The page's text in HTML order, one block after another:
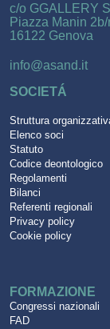
c/o GGALLERY
Piazza Manin 2b/
16122 Genova
info@asand.it
SOCIETÁ
Struttura
Elenco soci
Statuto
Codice deontologico
Regolamenti
Bilanci
Referenti regionali
Privacy policy
Cookie policy
FORMAZIONE
Congressi nazionali
FAD